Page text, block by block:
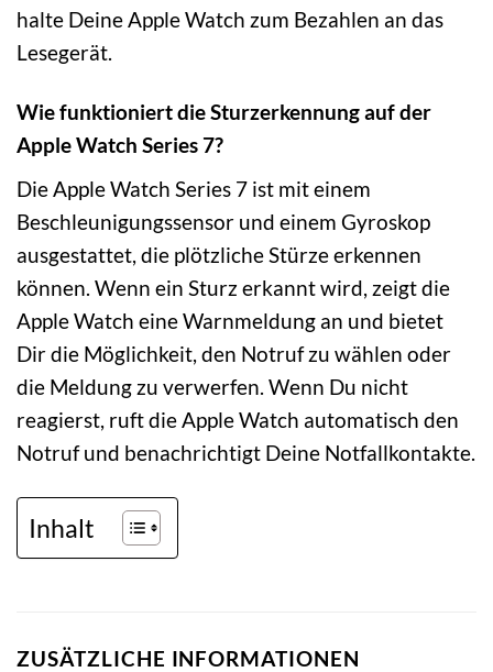
halte Deine Apple Watch zum Bezahlen an das
Lesegerät.
Wie funktioniert die Sturzerkennung auf der
Apple Watch Series 7?
Die Apple Watch Series 7 ist mit einem
Beschleunigungssensor und einem Gyroskop
ausgestattet, die plötzliche Stürze erkennen
können. Wenn ein Sturz erkannt wird, zeigt die
Apple Watch eine Warnmeldung an und bietet
Dir die Möglichkeit, den Notruf zu wählen oder
die Meldung zu verwerfen. Wenn Du nicht
reagierst, ruft die Apple Watch automatisch den
Notruf und benachrichtigt Deine Notfallkontakte.
Inhalt
ZUSÄTZLICHE INFORMATIONEN